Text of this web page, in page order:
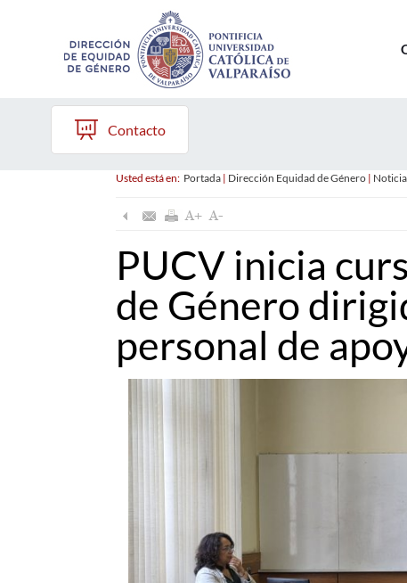
Contacto
Usted está en: Portada| Dirección Equidad de Género|
PUCV inicia
de Género
personal de